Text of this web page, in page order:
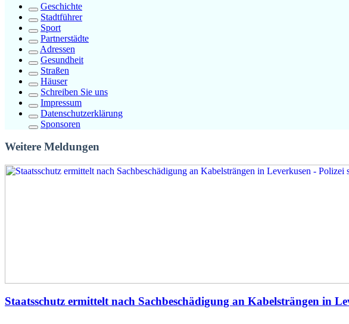
Geschichte
Stadtführer
Sport
Partnerstädte
Adressen
Gesundheit
Straßen
Häuser
Schreiben Sie uns
Impressum
Datenschutzerklärung
Sponsoren
Weitere Meldungen
Staatsschutz ermittelt nach Sachbeschädigung an Kabelsträngen in